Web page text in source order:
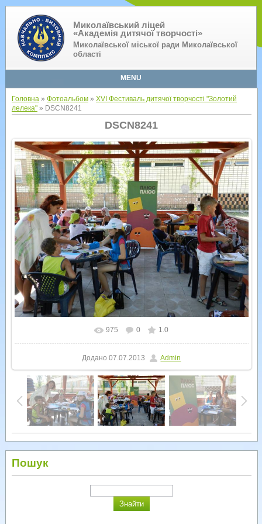
Миколаївський ліцей
«Академія дитячої творчості»
Миколаївської міської ради Миколаївської
області
MENU
Головна» Фотоальбом» XVI Фестиваль дитячої творчості "Золотий
лелека"» DSCN8241
DSCN8241
У реальному розмірі 1600x1200
975 0 1.0
Додано 07.07.2013 Admin
Пошук